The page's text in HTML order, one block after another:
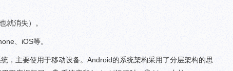
就消失）。
、iOS等。
，主要使用于移动设备。Android的系统架构采用了分层架构的思